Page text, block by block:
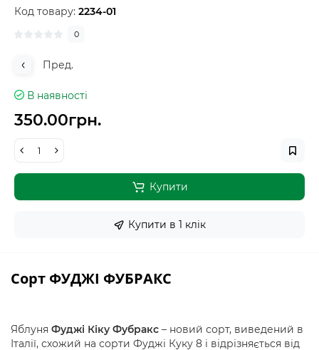
Код товару: 2234-01
0
Пред.
В наявності
350.00грн.
Купити
Купити в 1 клiк
Сорт ФУДЖІ ФУБРАКС
Яблуня Фуджі Кіку Фубракс – новий сорт, виведений в
Італії, схожий на сорти Фуджі Куку 8 і відрізняється від